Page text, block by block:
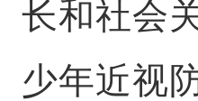
长和社会
少年近视